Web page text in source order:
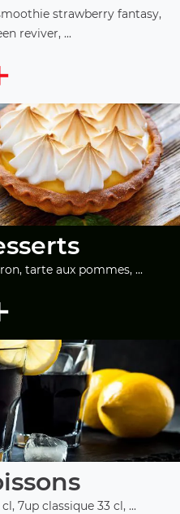
strawberry fantasy,
reviver, ...
tarte aux pommes, ...
7up classique 33 cl, ...